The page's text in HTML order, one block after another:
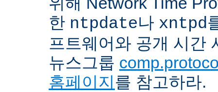
한 ntpdate나 xntpd
프트웨어와 공개 시간
뉴스그룹
홈페이지를 참고하라.